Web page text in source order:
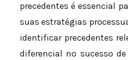
precedentes é essencial
suas estratégias
identificar precedentes
diferencial no sucesso